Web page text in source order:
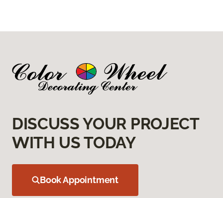
DISCUSS YOUR PROJECT
WITH US TODAY
Book Appointment